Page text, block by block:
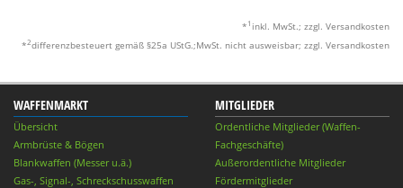
* 1 inkl. MwSt.; zzgl. Versandkosten
*2differenzbesteuert gemäß §25a UStG.;MwSt. nicht ausweisbar; zzgl. Versandkosten
WAFFENMARKT
Übersicht
Armbrüste & Bögen
Blankwaffen (Messer u.ä.)
Gas-, Signal-, Schreckschusswaffen
MITGLIEDER
Ordentliche Mitglieder (Waffen-
Fachgeschäfte)
Außerordentliche Mitglieder
Fördermitglieder